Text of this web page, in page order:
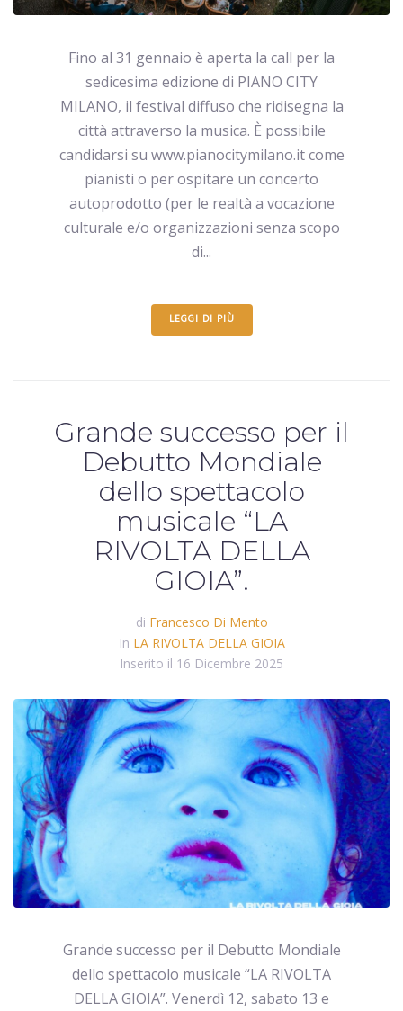
Fino al 31 gennaio è aperta la call per la
sedicesima edizione di PIANO CITY
MILANO, il festival diffuso che ridisegna la
città attraverso la musica. È possibile
candidarsi su www.pianocitymilano.it come
pianisti o per ospitare un concerto
autoprodotto (per le realtà a vocazione
culturale e/o organizzazioni senza scopo
di...
LEGGI DI PIÙ
Grande successo per il
Debutto Mondiale
dello spettacolo
musicale “LA
RIVOLTA DELLA
GIOIA”.
di Francesco Di Mento
In LA RIVOLTA DELLA GIOIA
Inserito il 16 Dicembre 2025
Grande successo per il Debutto Mondiale
dello spettacolo musicale “LA RIVOLTA
DELLA GIOIA”. Venerdì 12, sabato 13 e